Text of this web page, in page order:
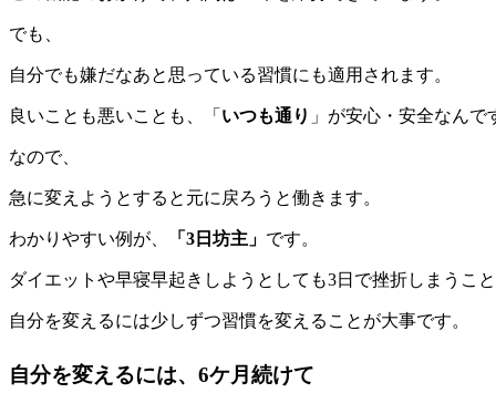
でも、
自分でも嫌だなあと思っている習慣にも適用されます。
良いことも悪いことも、「 いつも通り 」が安心・安全なんで
なので、
急に変えようとすると元に戻ろうと働きます。
わかりやすい例が、 「3日坊主」 です。
ダイエットや早寝早起きしようとしても3日で挫折しまうこと
自分を変えるには少しずつ習慣を変えることが大事です。
自分を変えるには、6ケ月続けて